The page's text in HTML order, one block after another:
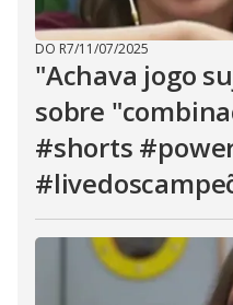
DO R7/11/07/2025
"Achava jogo
sobre
#shorts